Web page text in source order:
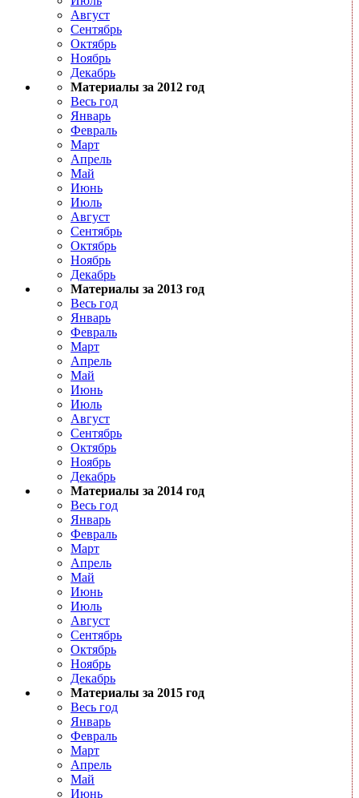
Август
Сентябрь
Октябрь
Ноябрь
Декабрь
Материалы за 2012 год
Весь год
Январь
Февраль
Март
Апрель
Май
Июнь
Июль
Август
Сентябрь
Октябрь
Ноябрь
Декабрь
Материалы за 2013 год
Весь год
Январь
Февраль
Март
Апрель
Май
Июнь
Июль
Август
Сентябрь
Октябрь
Ноябрь
Декабрь
Материалы за 2014 год
Весь год
Январь
Февраль
Март
Апрель
Май
Июнь
Июль
Август
Сентябрь
Октябрь
Ноябрь
Декабрь
Материалы за 2015 год
Весь год
Январь
Февраль
Март
Апрель
Май
Июнь